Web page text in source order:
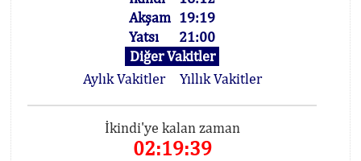
Akşam 19:19
Yatsı
21:00
Diğer Vakitler
Aylık Vakitler
Yıllık Vakitler
İkindi'ye kalan zaman
02:19:38